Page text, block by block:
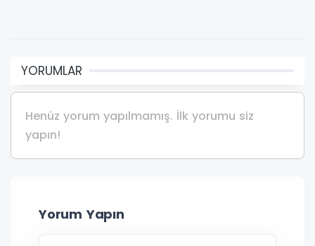
YORUMLAR
Henüz yorum yapılmamış. İlk yorumu siz
yapın!
Yorum Yapın